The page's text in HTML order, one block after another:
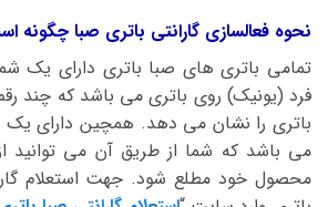
نحوه فعالسازی گارانتی باتری صبا چگونه
تمامی باتری های صبا باتری دارای یک
فرد (یونیک) روی باتری می باشد که چند رقم
می باشد که شما از طریق آن می توانید از
محصول خود مطلع شود. جهت استعلام